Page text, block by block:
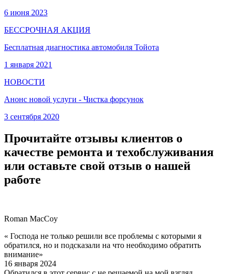
6 июня 2023
БЕССРОЧНАЯ АКЦИЯ
Бесплатная диагностика автомобиля Тойота
1 января 2021
НОВОСТИ
Анонс новой услуги - Чистка форсунок
3 сентября 2020
Прочитайте отзывы клиентов о
качестве ремонта и техобслуживания
или оставьте свой отзыв о нашей
работе
Roman MacCoy
« Господа не только решили все проблемы с которыми я
обратился, но и подсказали на что необходимо обратить
внимание»
16 января 2024